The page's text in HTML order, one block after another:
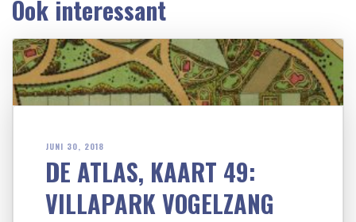
Ook interessant
JUNI 30, 2018
DE ATLAS, KAART 49:
VILLAPARK VOGELZANG